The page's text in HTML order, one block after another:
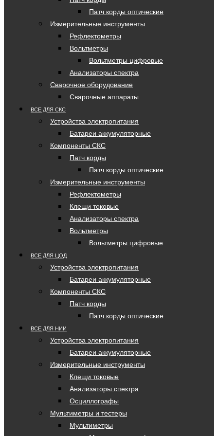
Патч корды оптические
Измерительные инструменты
Рефлектометры
Вольтметры
Вольтметры цифровые
Анализаторы спектра
Сварочное оборудование
Сварочные аппараты
ВСЕ ДЛЯ СКС
Устройства электропитания
Батареи аккумуляторные
Компоненты СКС
Патч корды
Патч корды оптические
Измерительные инструменты
Рефлектометры
Клещи токовые
Анализаторы спектра
Вольтметры
Вольтметры цифровые
ВСЕ ДЛЯ ЦОД
Устройства электропитания
Батареи аккумуляторные
Компоненты СКС
Патч корды
Патч корды оптические
ВСЕ ДЛЯ НИИ
Устройства электропитания
Батареи аккумуляторные
Измерительные инструменты
Клещи токовые
Анализаторы спектра
Осциллографы
Мультиметры и тестеры
Мультиметры